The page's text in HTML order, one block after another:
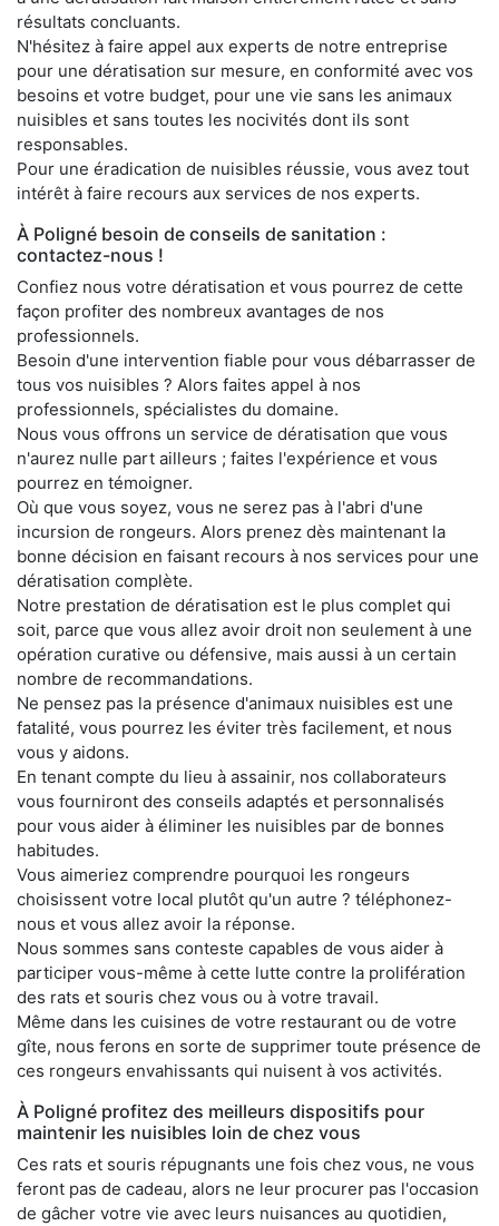
résultats concluants.
N'hésitez à faire appel aux experts de notre entreprise
pour une dératisation sur mesure, en conformité avec vos
besoins et votre budget, pour une vie sans les animaux
nuisibles et sans toutes les nocivités dont ils sont
responsables.
Pour une éradication de nuisibles réussie, vous avez tout
intérêt à faire recours aux services de nos experts.
À Poligné besoin de conseils de sanitation :
contactez-nous !
Confiez nous votre dératisation et vous pourrez de cette
façon profiter des nombreux avantages de nos
professionnels.
Besoin d'une intervention fiable pour vous débarrasser de
tous vos nuisibles ? Alors faites appel à nos
professionnels, spécialistes du domaine.
Nous vous offrons un service de dératisation que vous
n'aurez nulle part ailleurs ; faites l'expérience et vous
pourrez en témoigner.
Où que vous soyez, vous ne serez pas à l'abri d'une
incursion de rongeurs. Alors prenez dès maintenant la
bonne décision en faisant recours à nos services pour une
dératisation complète.
Notre prestation de dératisation est le plus complet qui
soit, parce que vous allez avoir droit non seulement à une
opération curative ou défensive, mais aussi à un certain
nombre de recommandations.
Ne pensez pas la présence d'animaux nuisibles est une
fatalité, vous pourrez les éviter très facilement, et nous
vous y aidons.
En tenant compte du lieu à assainir, nos collaborateurs
vous fourniront des conseils adaptés et personnalisés
pour vous aider à éliminer les nuisibles par de bonnes
habitudes.
Vous aimeriez comprendre pourquoi les rongeurs
choisissent votre local plutôt qu'un autre ? téléphonez-
nous et vous allez avoir la réponse.
Nous sommes sans conteste capables de vous aider à
participer vous-même à cette lutte contre la prolifération
des rats et souris chez vous ou à votre travail.
Même dans les cuisines de votre restaurant ou de votre
gîte, nous ferons en sorte de supprimer toute présence de
ces rongeurs envahissants qui nuisent à vos activités.
À Poligné profitez des meilleurs dispositifs pour
maintenir les nuisibles loin de chez vous
Ces rats et souris répugnants une fois chez vous, ne vous
feront pas de cadeau, alors ne leur procurer pas l'occasion
de gâcher votre vie avec leurs nuisances au quotidien,